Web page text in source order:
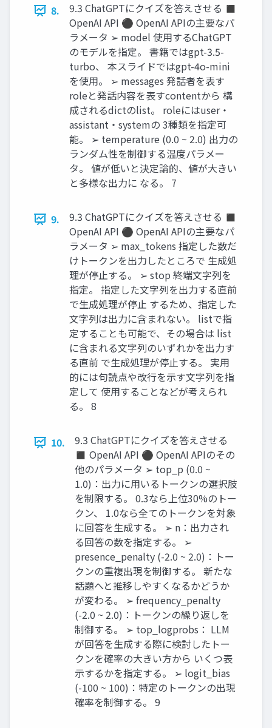
8.
9.3 ChatGPTにクイズを答えさせる ◼
OpenAI API ⚫ OpenAI APIの主要なパ
ラメータ ➢ model 使用するChatGPT
のモデルを指定。 書籍ではgpt-3.5-
turbo、 本スライドではgpt-4o-mini
を使用。 ➢ messages 発話者を表す
roleと発話内容を表すcontentから 構
成されるdictのlist。 roleにはuser・
assistant・systemの 3種類を指定可
能。 ➢ temperature (0.0 ~ 2.0) 出力の
ランダム性を制御する温度パラメー
タ。 値が低いと決定論的、値が大きい
と多様な出力に なる。 7
9.
9.3 ChatGPTにクイズを答えさせる ◼
OpenAI API ⚫ OpenAI APIの主要なパ
ラメータ ➢ max_tokens 指定した数だ
けトークンを出力したところで 生成処
理が停止する。 ➢ stop 終端文字列を
指定。 指定した文字列を出力する直前
で生成処理が停止 するため、指定した
文字列は出力に含まれない。 listで指
定することも可能で、その場合は list
に含まれる文字列のいずれかを出力す
る直前 で生成処理が停止する。 実用
的には句読点や改行を示す文字列を指
定して 使用することなどが考えられ
る。 8
10.
9.3 ChatGPTにクイズを答えさせる
◼ OpenAI API ⚫ OpenAI APIのその
他のパラメータ ➢ top_p (0.0 ~
1.0)：出力に用いるトークンの選択肢
を制限する。 0.3なら上位30%のトー
クン、 1.0なら全てのトークンを対象
に回答を生成する。 ➢ n：出力され
る回答の数を指定する。 ➢
presence_penalty (-2.0 ~ 2.0)：トー
クンの重複出現を制御する。 新たな
話題へと推移しやすくなるかどうか
が変わる。 ➢ frequency_penalty
(-2.0 ~ 2.0)：トークンの繰り返しを
制御する。 ➢ top_logprobs： LLM
が回答を生成する際に検討したトー
クンを確率の大きい方から いくつ表
示するかを指定する。 ➢ logit_bias
(-100 ~ 100)：特定のトークンの出現
確率を制御する。 9